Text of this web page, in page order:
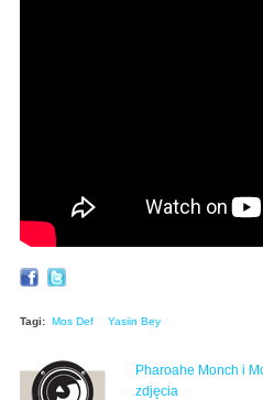
Tagi: Mos Def Yasiin Bey
Pharoahe Monch i
zdjęcia